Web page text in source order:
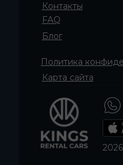
Блог
FAQ
Карта сайта
Политика
Контакты